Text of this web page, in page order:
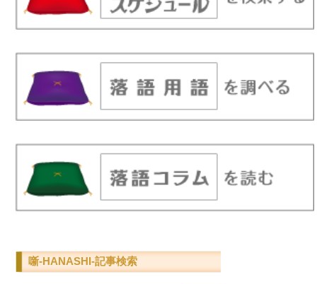
噺-HANASHI-記事検索